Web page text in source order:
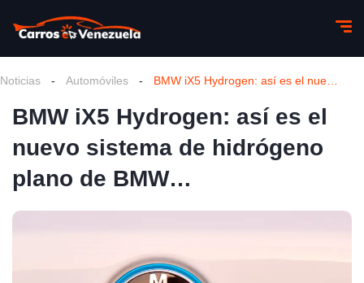
Noticias - Automóviles -
BMW iX5 Hydrogen: así es el
nuevo sistema de hidrógeno
plano de BMW…